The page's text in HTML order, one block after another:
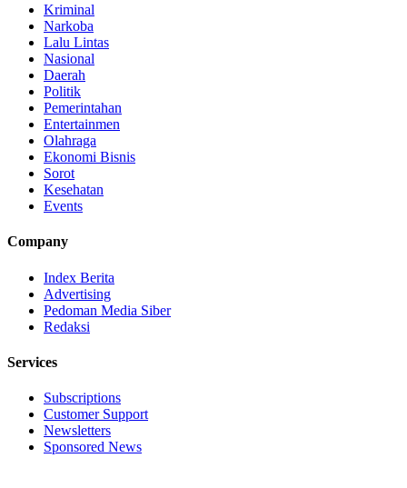
Kriminal
Narkoba
Lalu Lintas
Nasional
Daerah
Politik
Pemerintahan
Entertainmen
Olahraga
Ekonomi Bisnis
Sorot
Kesehatan
Events
Company
Index Berita
Advertising
Pedoman Media Siber
Redaksi
Services
Subscriptions
Customer Support
Newsletters
Sponsored News